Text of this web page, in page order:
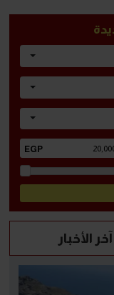
آخر الأخبار